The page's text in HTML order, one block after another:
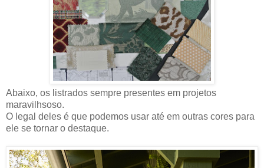
Abaixo, os listrados sempre presentes em projetos
maravilhsoso.
O legal deles é que podemos usar até em outras cores para
ele se tornar o destaque.